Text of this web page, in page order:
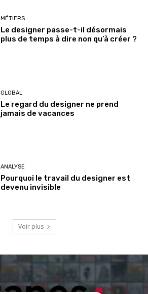
MÉTIERS
Le designer passe-t-il désormais
plus de temps à dire non qu’à créer ?
GLOBAL
Le regard du designer ne prend
jamais de vacances
ANALYSE
Pourquoi le travail du designer est
devenu invisible
Voir plus